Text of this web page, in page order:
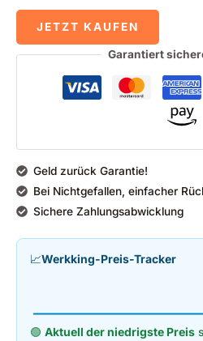
JETZT KAUFEN
Garantiert
Geld zurück Garantie!
Bei Nichtgefallen, einfacher
Sichere Zahlungsabwicklung
📈Werkking-Preis-Tracker
🟢 Aktuell der niedrigste Preis